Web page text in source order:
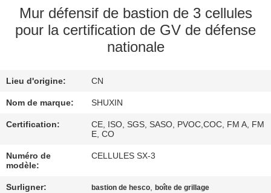
NOUS
L'USINE
CONTRÔLE
QUALITÉ
Mur défensif de bastion de 3 cellules
pour la certification de GV de défense
nationale
Lieu d'origine: CN
Nom de marque: SHUXIN
Certification:
CE, ISO, SGS, SASO, PVOC,COC, FM A, FM
E, CO
Numéro de
modèle:
CELLULES SX-3
Surligner: bastion de hesco,boîte de grillage